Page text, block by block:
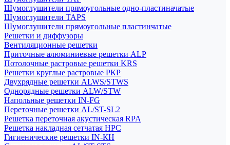
Шумоглушители прямоугольные одно-пластиначатые
Шумоглушители TAPS
Шумоглушители прямоугольные пластинчатые
Решетки и диффузоры
Вентиляционные решетки
Приточные алюминиевые решетки ALP
Потолочные растровые решетки KRS
Решетки круглые растровые РКР
Двухрядные решетки ALWS/STWS
Однорядные решетки ALW/STW
Напольные решетки IN-FG
Переточные решетки AL/ST-SL2
Решетка переточная акустическая RPA
Решетка накладная сетчатая НРС
Гигиенические решетки IN-КН